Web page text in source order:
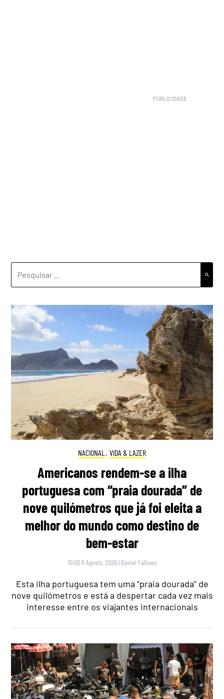
NACIONAL , VIDA & LAZER
Americanos rendem-se a ilha
portuguesa com “praia dourada” de
nove quilómetros que já foi eleita a
melhor do mundo como destino de
bem-estar
10:00 6 Agosto, 2026 | Daniel Fallows
Esta ilha portuguesa tem uma “praia dourada” de
nove quilómetros e está a despertar cada vez mais
interesse entre os viajantes internacionais